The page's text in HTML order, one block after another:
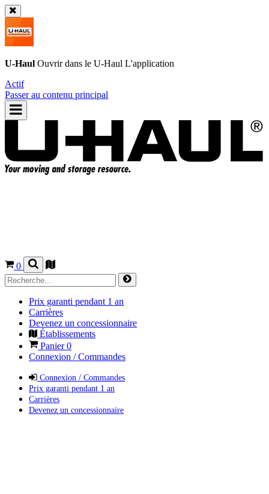
U-Haul Ouvrir dans le U-Haul L'application
Actif
Passer au contenu principal
0
Prix garanti pendant 1 an
Carrières
Devenez un concessionnaire
Établissements
Panier0
Connexion / Commandes
Connexion / Commandes
Prix garanti pendant 1 an
Carrières
Devenez un concessionnaire